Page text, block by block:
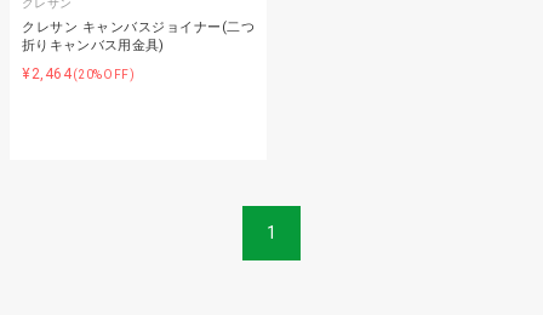
クレサン
クレサン キャンバスジョイナー(二つ
折りキャンバス用金具)
¥2,464(20%OFF)
1